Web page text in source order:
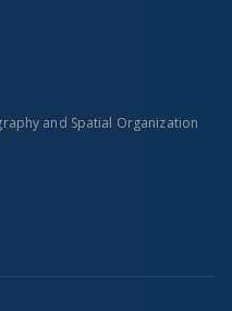
and Spatial Organization